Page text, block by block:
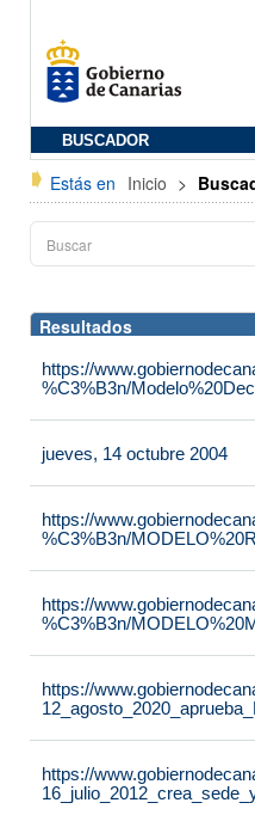
BUSCADOR
Estás en Inicio >
Resultados
https://
%C3%B3n/
jueves, 14 octubre 2004
https://
%C3%B3n/
https://
%C3%B3n/
https://
https://